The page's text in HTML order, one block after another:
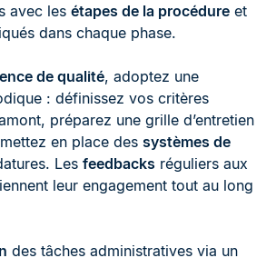
avec les étapes de la procédure et
dans chaque phase.
de qualité, adoptez une
: définissez vos critères
préparez une grille d’entretien
en place des systèmes de
Les feedbacks réguliers aux
leur engagement tout au long
des tâches administratives via un